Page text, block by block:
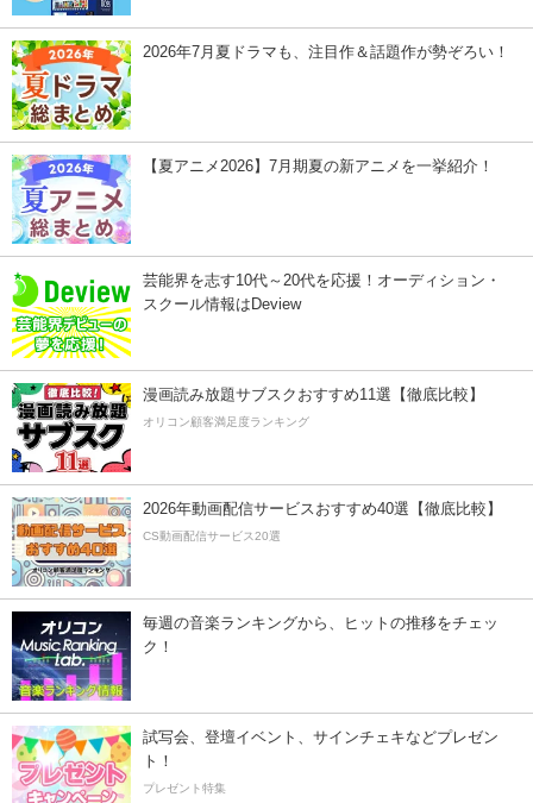
2026年7月夏ドラマも、注目作＆話題作が勢ぞろい！
【夏アニメ2026】7月期夏の新アニメを一挙紹介！
芸能界を志す10代～20代を応援！オーディション・
スクール情報はDeview
漫画読み放題サブスクおすすめ11選【徹底比較】
オリコン顧客満足度ランキング
2026年動画配信サービスおすすめ40選【徹底比較】
CS動画配信サービス20選
毎週の音楽ランキングから、ヒットの推移をチェッ
ク！
試写会、登壇イベント、サインチェキなどプレゼン
ト！
プレゼント特集